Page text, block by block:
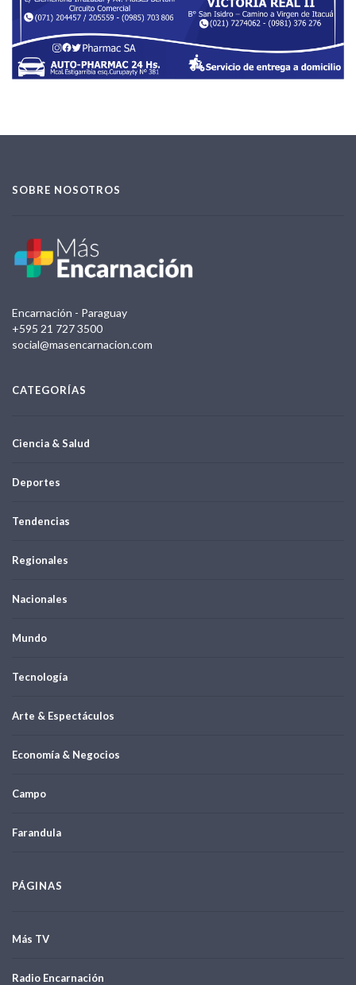
SOBRE NOSOTROS
Encarnación - Paraguay
+595 21 727 3500
social@masencarnacion.com
CATEGORÍAS
Ciencia & Salud
Deportes
Tendencias
Regionales
Nacionales
Mundo
Tecnología
Arte & Espectáculos
Economía & Negocios
Campo
Farandula
PÁGINAS
Más TV
Radio Encarnación